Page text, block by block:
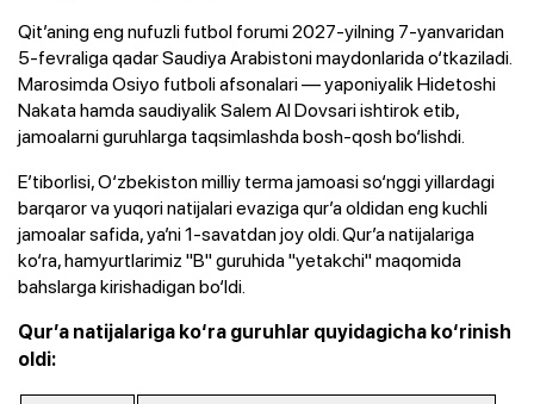
Qit’aning eng nufuzli futbol forumi 2027-yilning 7-yanvaridan
5-fevraliga qadar Saudiya Arabistoni maydonlarida o‘tkaziladi.
Marosimda Osiyo futboli afsonalari — yaponiyalik Hidetoshi
Nakata hamda saudiyalik Salem Al Dovsari ishtirok etib,
jamoalarni guruhlarga taqsimlashda bosh-qosh bo‘lishdi.
E’tiborlisi, O‘zbekiston milliy terma jamoasi so‘nggi yillardagi
barqaror va yuqori natijalari evaziga qur’a oldidan eng kuchli
jamoalar safida, ya’ni 1-savatdan joy oldi. Qur’a natijalariga
ko‘ra, hamyurtlarimiz "B" guruhida "yetakchi" maqomida
bahslarga kirishadigan bo‘ldi.
Qur’a natijalariga ko‘ra guruhlar quyidagicha ko‘rinish
oldi: